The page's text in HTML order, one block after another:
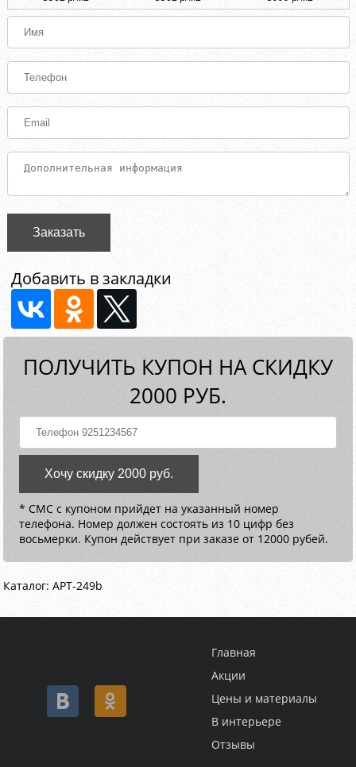
Заказать
Добавить в закладки
ПОЛУЧИТЬ КУПОН НА СКИДКУ
2000 РУБ.
Хочу скидку 2000 руб.
* СМС с купоном прийдет на указанный номер
телефона. Номер должен состоять из 10 цифр без
восьмерки. Купон действует при заказе от 12000 рубей.
Каталог: АРТ-249b
Главная
Акции
Цены и материалы
В интерьере
Отзывы